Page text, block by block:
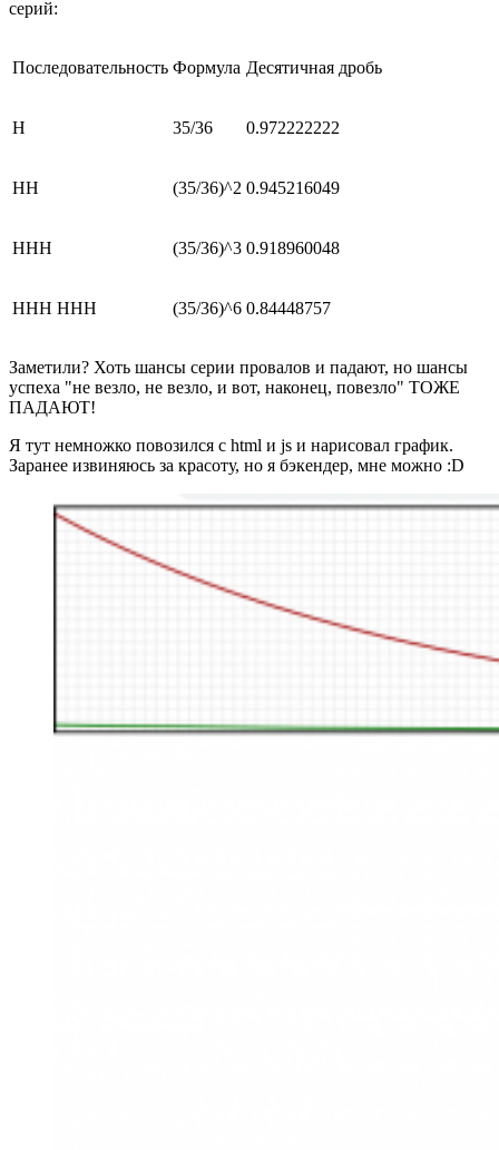
серий:
Последовательность Формула Десятичная дробь
Н 35/36 0.972222222
НН (35/36)^2 0.945216049
ННН (35/36)^3 0.918960048
ННН ННН (35/36)^6 0.84448757
Заметили? Хоть шансы серии провалов и падают, но шансы
успеха "не везло, не везло, и вот, наконец, повезло" ТОЖЕ
ПАДАЮТ!
Я тут немножко повозился с html и js и нарисовал график.
Заранее извиняюсь за красоту, но я бэкендер, мне можно :D